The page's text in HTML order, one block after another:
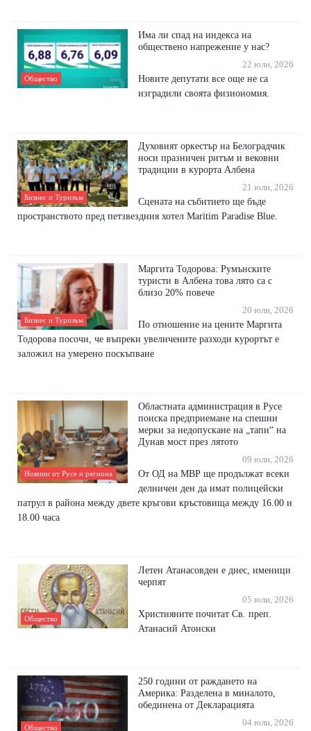
Общество
Има ли спад на индекса на
обществено напрежение у нас?
22 юли, 2026
Новите депутати все още не са
изградили своята физиономия.
Бизнес и Туризъм
Духовият оркестър на Белоградчик
носи празничен ритъм и вековни
традиции в курорта Албена
21 юли, 2026
Сцената на събитието ще бъде
пространството пред петзвездния хотел Maritim Paradise Blue.
Бизнес и Туризъм
Маргита Тодорова: Румънските
туристи в Албена това лято са с
близо 20% повече
20 юли, 2026
По отношение на цените Маргита
Тодорова посочи, че въпреки увеличените разходи курортът е
заложил на умерено поскъпване
Новини от Русе и региона
Областната администрация в Русе
поиска предприемане на спешни
мерки за недопускане на „тапи“ на
Дунав мост през лятото
09 юли, 2026
От ОД на МВР ще продължат всеки
делничен ден да имат полицейски
патрул в района между двете кръгови кръстовища между 16.00 и
18.00 часа
Общество
Летен Атанасовден е днес, именици
черпят
05 юли, 2026
Християните почитат Св. преп.
Атанасий Атонски
Общество
250 години от раждането на
Америка: Разделена в миналото,
обединена от Декларацията
04 юли, 2026